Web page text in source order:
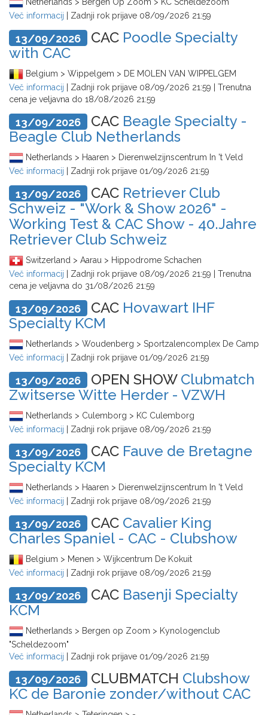
Več informacij
| Zadnji rok prijave 08/09/2026 21:59
13/09/2026 CAC Poodle Specialty
with CAC
Belgium > Wippelgem > DE MOLEN VAN WIPPELGEM
Več informacij
| Zadnji rok prijave 08/09/2026 21:59
| Trenutna
cena je veljavna do 18/08/2026 21:59
13/09/2026 CAC Beagle Specialty -
Beagle Club Netherlands
Netherlands > Haaren > Dierenwelzijnscentrum In 't Veld
Več informacij
| Zadnji rok prijave 01/09/2026 21:59
13/09/2026 CAC Retriever Club
Schweiz - "Work & Show 2026" -
Working Test & CAC Show - 40.Jahre
Retriever Club Schweiz
Switzerland > Aarau > Hippodrome Schachen
Več informacij
| Zadnji rok prijave 08/09/2026 21:59
| Trenutna
cena je veljavna do 31/08/2026 21:59
13/09/2026 CAC Hovawart IHF
Specialty KCM
Netherlands > Woudenberg > Sportzalencomplex De Camp
Več informacij
| Zadnji rok prijave 01/09/2026 21:59
13/09/2026 OPEN SHOW Clubmatch
Zwitserse Witte Herder - VZWH
Netherlands > Culemborg > KC Culemborg
Več informacij
| Zadnji rok prijave 08/09/2026 21:59
13/09/2026 CAC Fauve de Bretagne
Specialty KCM
Netherlands > Haaren > Dierenwelzijnscentrum In 't Veld
Več informacij
| Zadnji rok prijave 08/09/2026 21:59
13/09/2026 CAC Cavalier King
Charles Spaniel - CAC - Clubshow
Belgium > Menen > Wijkcentrum De Kokuit
Več informacij
| Zadnji rok prijave 08/09/2026 21:59
13/09/2026 CAC Basenji Specialty
KCM
Netherlands > Bergen op Zoom > Kynologenclub
"Scheldezoom"
Več informacij
| Zadnji rok prijave 01/09/2026 21:59
13/09/2026 CLUBMATCH Clubshow
KC de Baronie zonder/without CAC